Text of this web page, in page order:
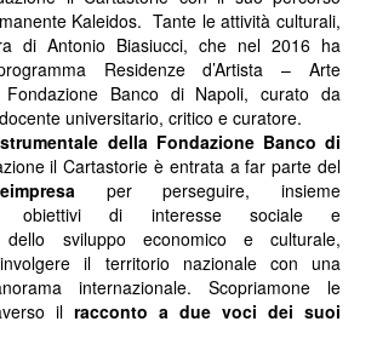
Kaleidos. Tante le attività culturali,
di Antonio Biasiucci, che nel 2016 ha
Residenze d’Artista – Arte
Fondazione Banco di Napoli, curato da
universitario, critico e curatore.
della Fondazione Banco di
il Cartastorie è entrata a far parte del
per perseguire, insieme
obiettivi di interesse sociale e
sviluppo economico e culturale,
il territorio nazionale con una
internazionale.
Scopriamone le
il racconto a due voci dei suoi